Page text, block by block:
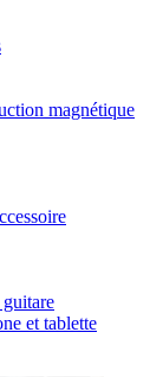
magnétique
et tablette